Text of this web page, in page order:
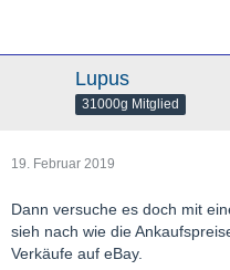
Lupus
31000g Mitglied
19. Februar 2019
Dann versuche es doch mit
sieh nach wie die
Verkäufe auf eBay.